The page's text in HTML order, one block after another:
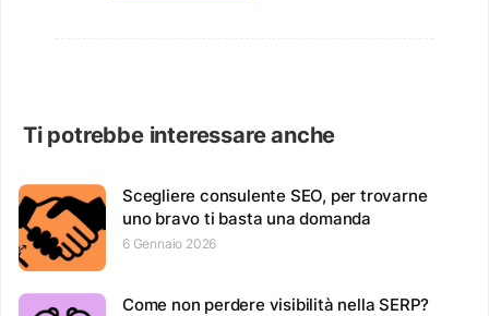
Ti potrebbe interessare anche
Scegliere consulente SEO, per trovarne
uno bravo ti basta una domanda
6 Gennaio 2026
Come non perdere visibilità nella SERP?